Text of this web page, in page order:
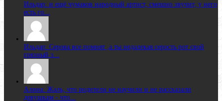
Ильдар: и ещё чумаков народный артист, смешно звучит, у него
есть го...
Ильдар: Серова все помнят ,а ты недалекая серость рот свой
грязный з...
Алина: Жаль, что родители не научили и не рассказали
девушкам - что...